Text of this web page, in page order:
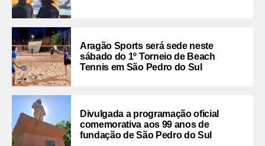
Aragão Sports será sede neste
sábado do 1º Torneio de Beach
Tennis em São Pedro do Sul
Divulgada a programação oficial
comemorativa aos 99 anos de
fundação de São Pedro do Sul